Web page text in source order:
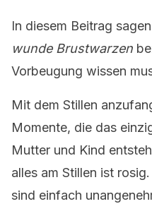
In diesem Beitrag
wunde Brustwarzen
Vorbeugung wissen
Mit dem Stillen
Momente, die das
Mutter und Kind
alles am Stillen ist rosig.
sind einfach